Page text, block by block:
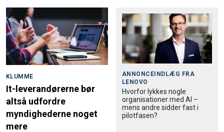
KLUMME
It-leverandørerne bør
altså udfordre
myndighederne noget
mere
ANNONCEINDLÆG FRA
LENOVO
Hvorfor lykkes nogle
organisationer med AI –
mens andre sidder fast i
pilotfasen?